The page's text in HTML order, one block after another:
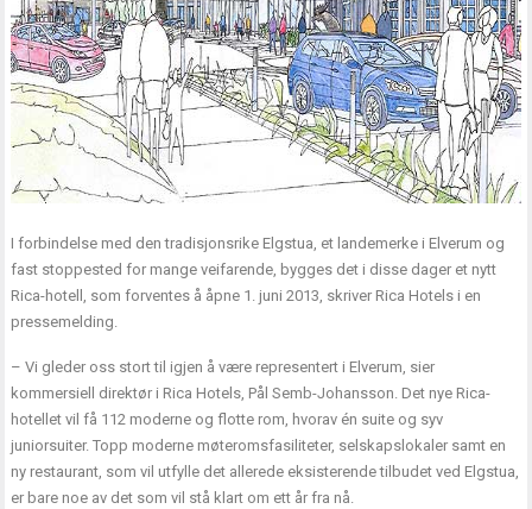
I forbindelse med den tradisjonsrike Elgstua, et landemerke i Elverum og
fast stoppested for mange veifarende, bygges det i disse dager et nytt
Rica-hotell, som forventes å åpne 1. juni 2013, skriver Rica Hotels i en
pressemelding.
– Vi gleder oss stort til igjen å være representert i Elverum, sier
kommersiell direktør i Rica Hotels, Pål Semb-Johansson. Det nye Rica-
hotellet vil få 112 moderne og flotte rom, hvorav én suite og syv
juniorsuiter. Topp moderne møteromsfasiliteter, selskapslokaler samt en
ny restaurant, som vil utfylle det allerede eksisterende tilbudet ved Elgstua,
er bare noe av det som vil stå klart om ett år fra nå.